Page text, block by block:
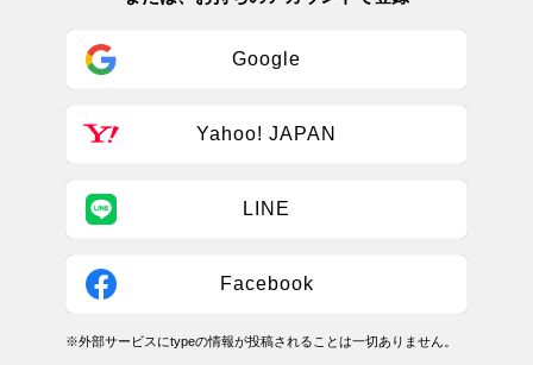
Google
Yahoo! JAPAN
LINE
Facebook
※外部サービスにtypeの情報が投稿されることは一切ありません。